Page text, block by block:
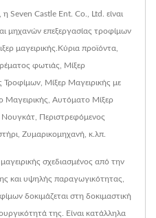
Seven Castle Ent. Co., Ltd. είναι
μηχανών επεξεργασίας τροφίμων
μαγειρικής.Κύρια προϊόντα,
φωτιάς, Μίξερ
Μίξερ Μαγειρικής με
Μαγειρικής, Αυτόματο Μίξερ
Νουγκάτ, Περιστρεφόμενος
Ζυμαρικομηχανή, κ.λπ.
σχεδιασμένος από την
και υψηλής παραγωγικότητας,
δοκιμάζεται στη δοκιμαστική
της. Είναι κατάλληλα